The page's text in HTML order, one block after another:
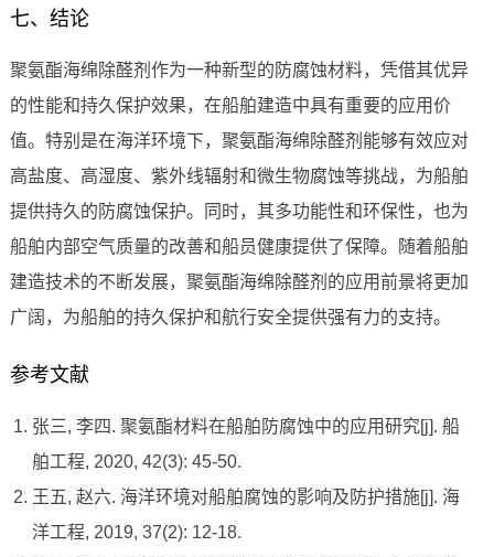
七、结论
聚氨酯海绵除醛剂作为一种新型的防腐蚀材料，凭借其优异
的性能和持久保护效果，在船舶建造中具有重要的应用价
值。特别是在海洋环境下，聚氨酯海绵除醛剂能够有效应对
高盐度、高湿度、紫外线辐射和微生物腐蚀等挑战，为船舶
提供持久的防腐蚀保护。同时，其多功能性和环保性，也为
船舶内部空气质量的改善和船员健康提供了保障。随着船舶
建造技术的不断发展，聚氨酯海绵除醛剂的应用前景将更加
广阔，为船舶的持久保护和航行安全提供强有力的支持。
参考文献
张三, 李四. 聚氨酯材料在船舶防腐蚀中的应用研究[j]. 船
舶工程, 2020, 42(3): 45-50.
王五, 赵六. 海洋环境对船舶腐蚀的影响及防护措施[j]. 海
洋工程, 2019, 37(2): 12-18.